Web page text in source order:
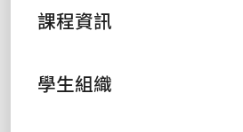
課程資訊
學生組織